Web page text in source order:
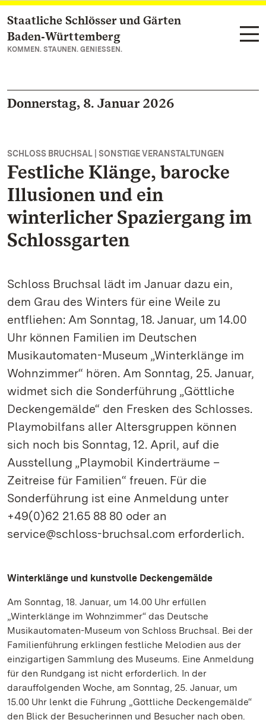
Zum Hauptinhalt springen
Staatliche Schlösser und Gärten
Baden‑Württemberg
KOMMEN. STAUNEN. GENIESSEN.
Donnerstag, 8. Januar 2026
SCHLOSS BRUCHSAL | SONSTIGE VERANSTALTUNGEN
Festliche Klänge, barocke
Illusionen und ein
winterlicher Spaziergang im
Schlossgarten
Schloss Bruchsal lädt im Januar dazu ein,
dem Grau des Winters für eine Weile zu
entfliehen: Am Sonntag, 18. Januar, um 14.00
Uhr können Familien im Deutschen
Musikautomaten-Museum „Winterklänge im
Wohnzimmer“ hören. Am Sonntag, 25. Januar,
widmet sich die Sonderführung „Göttliche
Deckengemälde“ den Fresken des Schlosses.
Playmobilfans aller Altersgruppen können
sich noch bis Sonntag, 12. April, auf die
Ausstellung „Playmobil Kinderträume –
Zeitreise für Familien“ freuen. Für die
Sonderführung ist eine Anmeldung unter
+49(0)62 21.65 88 80 oder an
service@schloss-bruchsal.com erforderlich.
Winterklänge und kunstvolle Deckengemälde
Am Sonntag, 18. Januar, um 14.00 Uhr erfüllen
„Winterklänge im Wohnzimmer“ das Deutsche
Musikautomaten-Museum von Schloss Bruchsal. Bei der
Familienführung erklingen festliche Melodien aus der
einzigartigen Sammlung des Museums. Eine Anmeldung
für den Rundgang ist nicht erforderlich. In der
darauffolgenden Woche, am Sonntag, 25. Januar, um
15.00 Uhr lenkt die Führung „Göttliche Deckengemälde“
den Blick der Besucherinnen und Besucher nach oben.